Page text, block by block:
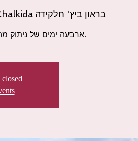
Brown Beach Chalkida בראון ביץ' חלקידה